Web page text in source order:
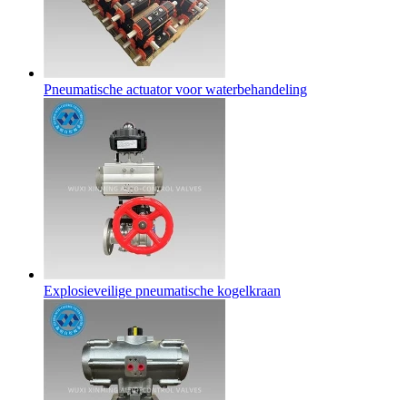
Pneumatische actuator voor waterbehandeling
Explosieveilige pneumatische kogelkraan